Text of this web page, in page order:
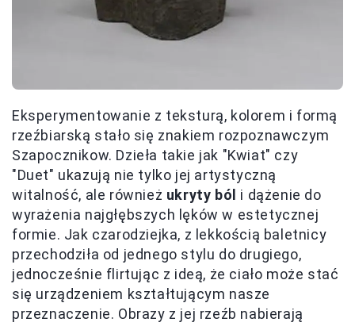
Eksperymentowanie z teksturą, kolorem i formą
rzeźbiarską stało się znakiem rozpoznawczym
Szapocznikow. Dzieła takie jak "Kwiat" czy
"Duet" ukazują nie tylko jej artystyczną
witalność, ale również ukryty ból i dążenie do
wyrażenia najgłębszych lęków w estetycznej
formie. Jak czarodziejka, z lekkością baletnicy
przechodziła od jednego stylu do drugiego,
jednocześnie flirtując z ideą, że ciało może stać
się urządzeniem kształtującym nasze
przeznaczenie. Obrazy z jej rzeźb nabierają